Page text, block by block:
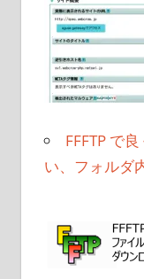
FFFTP で
い、フォルダ